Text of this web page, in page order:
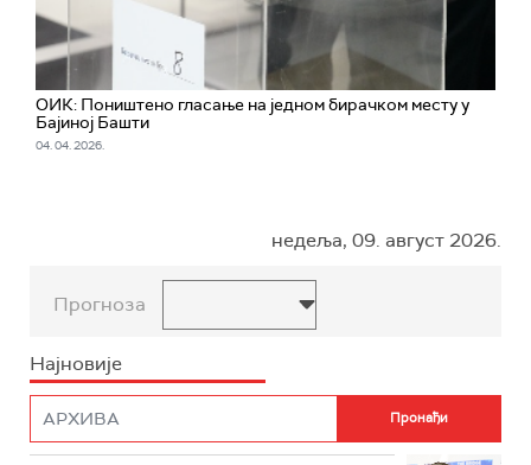
ОИК: Поништено гласање на једном бирачком месту у
Бајиној Башти
04. 04. 2026.
недеља, 09. август 2026.
Прогноза
Најновије